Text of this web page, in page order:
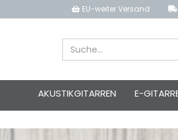
EU-weiter Versand
AKUSTIKGITARREN E-